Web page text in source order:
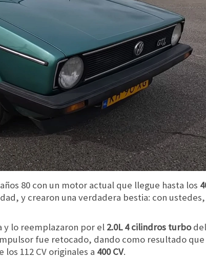
80 con un motor actual que llegue hasta los
y crearon una verdadera bestia: con
lo reemplazaron por el 2.0L 4 cilindros turbodel
fue retocado, dando como resultado
los 112 CV originales a 400 CV.